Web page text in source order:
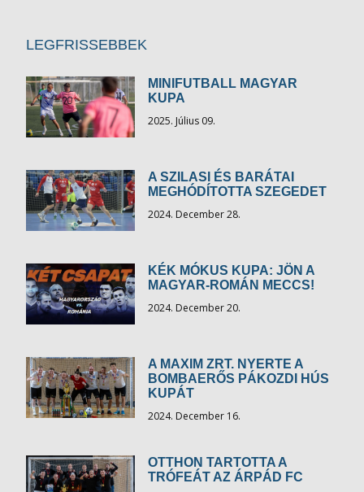
LEGFRISSEBBEK
MINIFUTBALL MAGYAR
KUPA
2025. Július 09.
A SZILASI ÉS BARÁTAI
MEGHÓDÍTOTTA SZEGEDET
2024. December 28.
KÉK MÓKUS KUPA: JÖN A
MAGYAR-ROMÁN MECCS!
2024. December 20.
A MAXIM ZRT. NYERTE A
BOMBAERŐS PÁKOZDI HÚS
KUPÁT
2024. December 16.
OTTHON TARTOTTA A
TRÓFEÁT AZ ÁRPÁD FC